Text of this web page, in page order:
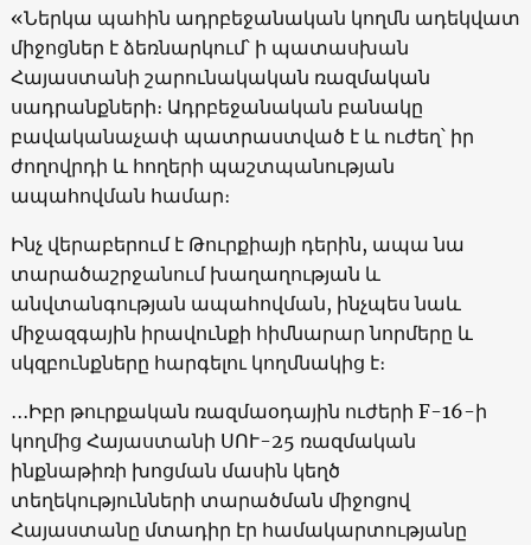
«Ներկա պահին ադրբեջանական կողմն ադեկվատ
միջոցներ է ձեռնարկում՝ ի պատասխան
Հայաստանի շարունակական ռազմական
սադրանքների։ Ադրբեջանական բանակը
բավականաչափ պատրաստված է և ուժեղ՝ իր
ժողովրդի և հողերի պաշտպանության
ապահովման համար։
Ինչ վերաբերում է Թուրքիայի դերին, ապա նա
տարածաշրջանում խաղաղության և
անվտանգության ապահովման, ինչպես նաև
միջազգային իրավունքի հիմնարար նորմերը և
սկզբունքները հարգելու կողմնակից է։
․․․Իբր թուրքական ռազմաօդային ուժերի F-16-ի
կողմից Հայաստանի ՍՈՒ-25 ռազմական
ինքնաթիռի խոցման մասին կեղծ
տեղեկությունների տարածման միջոցով
Հայաստանը մտադիր էր համակարտությանը